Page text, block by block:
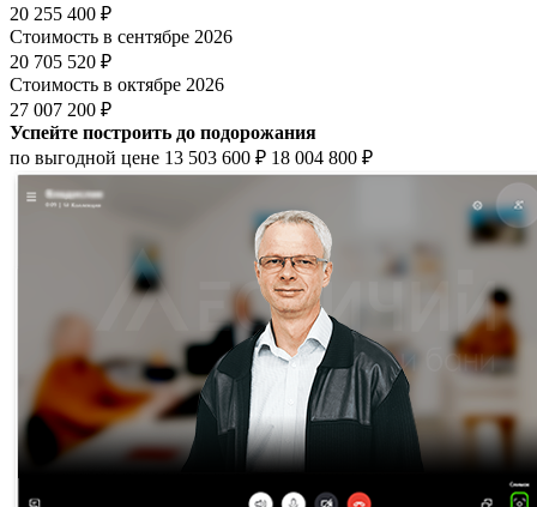
20 255 400 ₽
Стоимость в сентябре 2026
20 705 520 ₽
Стоимость в октябре 2026
27 007 200 ₽
Успейте построить до подорожания
по выгодной цене 13 503 600 ₽ 18 004 800 ₽